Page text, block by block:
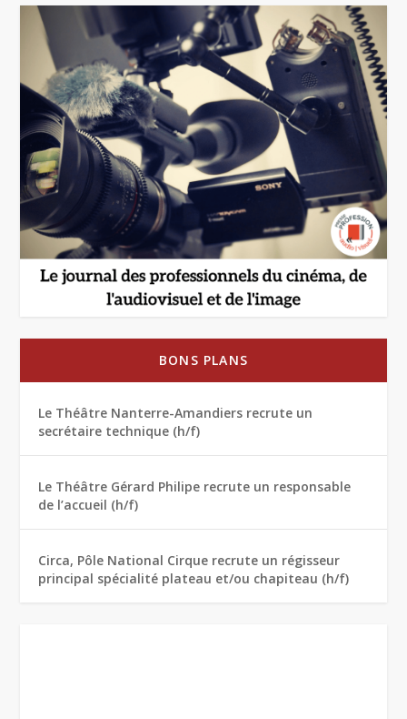
BONS PLANS
Le Théâtre Nanterre-Amandiers recrute un
secrétaire technique (h/f)
Le Théâtre Gérard Philipe recrute un responsable
de l’accueil (h/f)
Circa, Pôle National Cirque recrute un régisseur
principal spécialité plateau et/ou chapiteau (h/f)